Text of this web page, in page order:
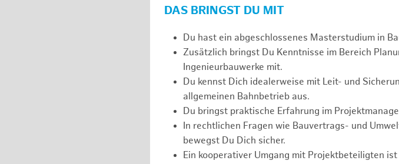
DAS BRINGST DU MIT
Du hast ein abgeschlossenes Masterstudium in
Zusätzlich bringst Du Kenntnisse im Bereich
Ingenieurbauwerke mit.
Du kennst Dich idealerweise mit Leit- und
allgemeinen Bahnbetrieb aus.
Du bringst praktische Erfahrung im
In rechtlichen Fragen wie Bauvertrags- und
bewegst Du Dich sicher.
Ein kooperativer Umgang mit Projektbeteiligten